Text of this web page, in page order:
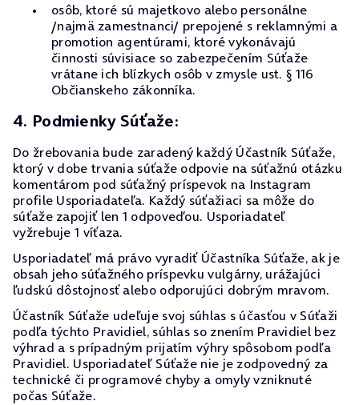
osôb, ktoré sú majetkovo alebo personálne
/najmä zamestnanci/ prepojené s reklamnými a
promotion agentúrami, ktoré vykonávajú
činnosti súvisiace so zabezpečením Súťaže
vrátane ich blízkych osôb v zmysle ust. § 116
Občianskeho zákonníka.
4. Podmienky Súťaže:
Do žrebovania bude zaradený každý Účastník Súťaže,
ktorý v dobe trvania súťaže odpovie na súťažnú otázku
komentárom pod súťažný príspevok na Instagram
profile Usporiadateľa. Každý súťažiaci sa môže do
súťaže zapojiť len 1 odpoveďou. Usporiadateľ
vyžrebuje 1 víťaza.
Usporiadateľ má právo vyradiť Účastníka Súťaže, ak je
obsah jeho súťažného príspevku vulgárny, urážajúci
ľudskú dôstojnosť alebo odporujúci dobrým mravom.
Účastník Súťaže udeľuje svoj súhlas s účasťou v Súťaži
podľa týchto Pravidiel, súhlas so znením Pravidiel bez
výhrad a s prípadným prijatím výhry spôsobom podľa
Pravidiel. Usporiadateľ Súťaže nie je zodpovedný za
technické či programové chyby a omyly vzniknuté
počas Súťaže.